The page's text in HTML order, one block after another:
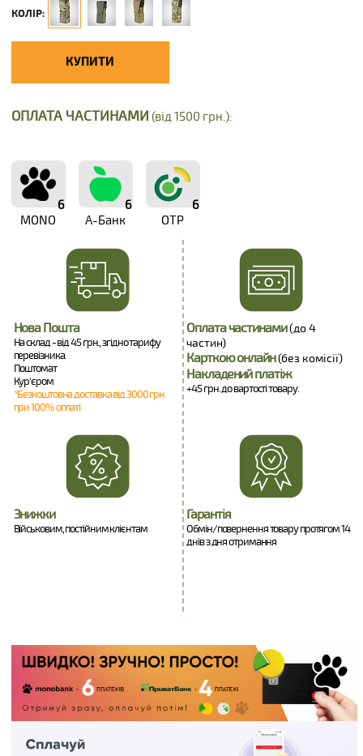
КОЛІР:
КУПИТИ
ОПЛАТА ЧАСТИНАМИ (від 1500 грн.):
6
MONO
6
А-Банк
6
OTP
Нова Пошта
На склад - від 45 грн., згідно тарифу
перевізника.
Поштомат
Кур'єром
*Безкоштовна доставка від 3000 грн.
при 100% оплаті
Оплата частинами(до 4
частин)
Карткою онлайн(без комісії)
Накладений платіж
+45 грн. до вартості товару.
Знижки
Військовим, постійним клієнтам
Гарантія
Обмін/повернення товару протягом 14
днів з дня отримання